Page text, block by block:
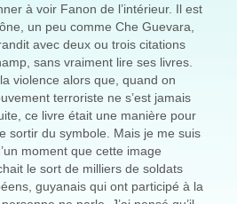
à voir Fanon de l’intérieur. Il est
un peu comme Che Guevara,
avec deux ou trois citations
sans vraiment lire ses livres.
violence alors que, quand on
terroriste ne s’est jamais
ce livre était une manière pour
sortir du symbole. Mais je me suis
moment que cette image
le sort de milliers de soldats
guyanais qui ont participé à la